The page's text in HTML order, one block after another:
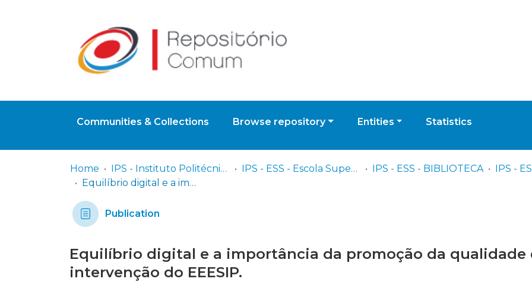
Communities & Collections Browse repository Entities Statistics
Home IPS - Instituto Politécnico de Setúbal IPS - ESS - Escola Superior de Saúde IPS - ESS - BIBLIOTECA
Equilíbrio digital e a importância da promoção da qualidade do sono infantojuvenil: intervenção do EEESIP.
Publication
Equilíbrio digital e a importância da promoção da
intervenção do EEESIP.